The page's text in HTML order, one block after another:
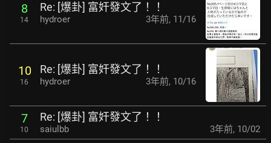
8
14
Re: [爆卦] 富奸發文了！！
hydroer 3年前, 11/16
10
16
Re: [爆卦] 富奸發文了！！
hydroer 3年前, 10/16
7
10
Re: [爆卦] 富奸發文了！！
saiulbb 3年前, 10/02